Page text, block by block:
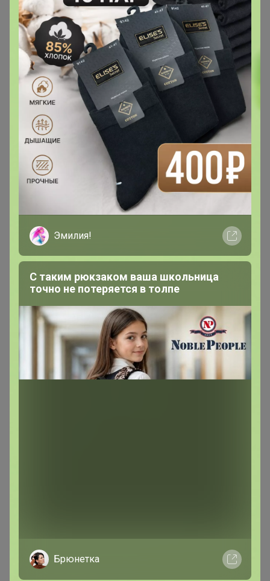
nina74
Великий магистр
В теме "✨✨✨Орехов много не бывает. Манго ,
миндаль , кешью , грецкий орех , специи , все самое
любимое в одном месте"
25 марта, 2026 15:18
Я тоже не могу оплатить
В теме "Pelican - для детей! ✅ Черная пятница ✅
Орг 17% "
28 декабря, 2025 22:40
Эмилия!
С таким рюкзаком ваша школьница
точно не потеряется в толпе
Брюнетка